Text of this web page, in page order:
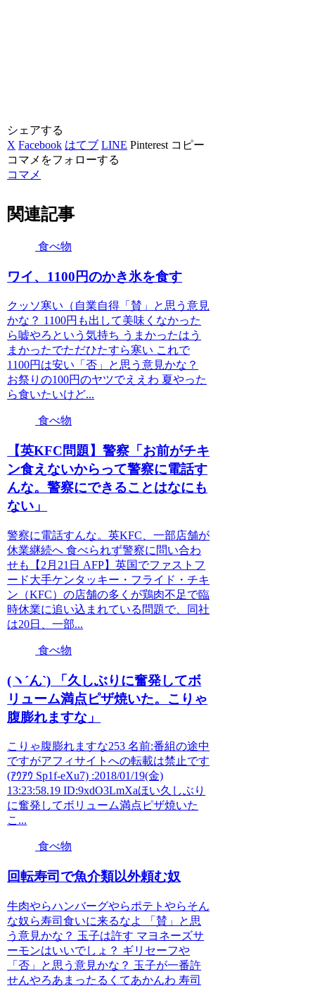
シェアする
X Facebook はてブ LINE Pinterest コピー
コマメをフォローする
コマメ
関連記事
食べ物
ワイ、1100円のかき氷を食す
クッソ寒い（自業自得「賛」と思う意見
かな？ 1100円も出して美味くなかった
ら嘘やろという気持ち うまかったはう
まかったでただひたすら寒い これで
1100円は安い「否」と思う意見かな？
お祭りの100円のヤツでええわ 夏やった
ら食いたいけど...
食べ物
【英KFC問題】警察「お前がチキ
ン食えないからって警察に電話す
んな。警察にできることはなにも
ない」
警察に電話すんな。英KFC、一部店舗が
休業継続へ 食べられず警察に問い合わ
せも【2月21日 AFP】英国でファストフ
ード大手ケンタッキー・フライド・チキ
ン（KFC）の店舗の多くが鶏肉不足で臨
時休業に追い込まれている問題で、同社
は20日、一部...
食べ物
(ヽ´ん`) 「久しぶりに奮発してボ
リューム満点ピザ焼いた。こりゃ
腹膨れますな」
こりゃ腹膨れますな253 名前:番組の途中
ですがアフィサイトへの転載は禁止です
(ｱｳｱｳ Sp1f-eXu7) :2018/01/19(金)
13:23:58.19 ID:9xdO3LmXaほい久しぶり
に奮発してボリューム満点ピザ焼いた
こ...
食べ物
回転寿司で魚介類以外頼む奴
牛肉やらハンバーグやらポテトやらそん
な奴ら寿司食いに来るなよ 「賛」と思
う意見かな？ 玉子は許す マヨネーズサ
ーモンはいいでしょ？ ギリセーフや
「否」と思う意見かな？ 玉子が一番許
せんやろあまったるくてあかんわ 寿司